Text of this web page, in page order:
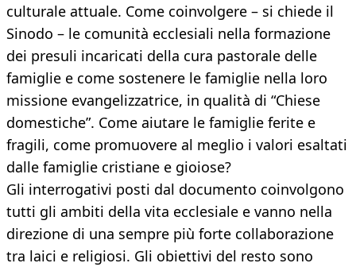
culturale attuale. Come coinvolgere – si chiede il
Sinodo – le comunità ecclesiali nella formazione
dei presuli incaricati della cura pastorale delle
famiglie e come sostenere le famiglie nella loro
missione evangelizzatrice, in qualità di “Chiese
domestiche”. Come aiutare le famiglie ferite e
fragili, come promuovere al meglio i valori esaltati
dalle famiglie cristiane e gioiose?
Gli interrogativi posti dal documento coinvolgono
tutti gli ambiti della vita ecclesiale e vanno nella
direzione di una sempre più forte collaborazione
tra laici e religiosi. Gli obiettivi del resto sono